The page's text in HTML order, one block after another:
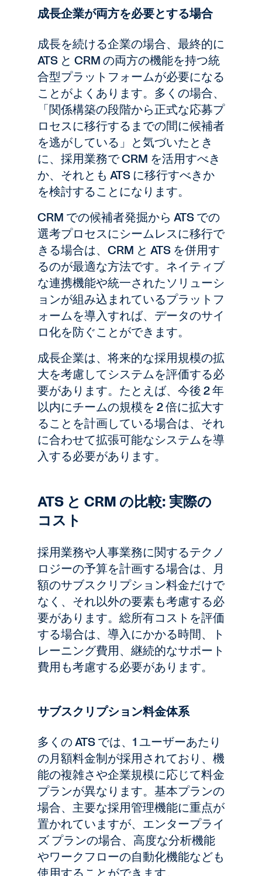
成長企業が両方を必要とする場合
成長を続ける企業の場合、最終的に
ATS と CRM の両方の機能を持つ統
合型プラットフォームが必要になる
ことがよくあります。多くの場合、
「関係構築の段階から正式な応募プ
ロセスに移行するまでの間に候補者
を逃がしている」と気づいたとき
に、採用業務で CRM を活用すべき
か、それとも ATS に移行すべきか
を検討することになります。
CRM での候補者発掘から ATS での
選考プロセスにシームレスに移行で
きる場合は、CRM と ATS を併用す
るのが最適な方法です。ネイティブ
な連携機能や統一されたソリューシ
ョンが組み込まれているプラットフ
ォームを導入すれば、データのサイ
ロ化を防ぐことができます。
成長企業は、将来的な採用規模の拡
大を考慮してシステムを評価する必
要があります。たとえば、今後 2 年
以内にチームの規模を 2 倍に拡大す
ることを計画している場合は、それ
に合わせて拡張可能なシステムを導
入する必要があります。
ATS と CRM の比較: 実際の
コスト
採用業務や人事業務に関するテクノ
ロジーの予算を計画する場合は、月
額のサブスクリプション料金だけで
なく、それ以外の要素も考慮する必
要があります。総所有コストを評価
する場合は、導入にかかる時間、ト
レーニング費用、継続的なサポート
費用も考慮する必要があります。
サブスクリプション料金体系
多くの ATS では、1 ユーザーあたり
の月額料金制が採用されており、機
能の複雑さや企業規模に応じて料金
プランが異なります。基本プランの
場合、主要な採用管理機能に重点が
置かれていますが、エンタープライ
ズ プランの場合、高度な分析機能
やワークフローの自動化機能なども